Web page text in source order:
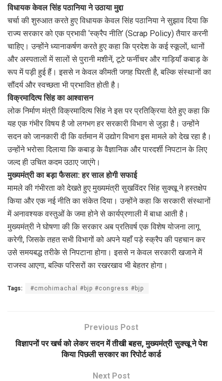
विधायक केवल सिंह पठानिया ने उठाया मुद्दा
चर्चा की शुरुआत करते हुए विधायक केवल सिंह पठानिया ने सुझाव दिया कि
राज्य सरकार को एक प्रभावी ‘स्क्रैप नीति’ (Scrap Policy) तैयार करनी
चाहिए। उन्होंने ध्यानाकर्षण करते हुए कहा कि प्रदेश के कई स्कूलों, थानों
और अस्पतालों में सालों से पुरानी मशीनें, टूटे फर्नीचर और गाड़ियाँ कबाड़ के
रूप में पड़ी हुई हैं। इससे न केवल कीमती जगह घिरती है, बल्कि संस्थानों का
सौंदर्य और स्वच्छता भी प्रभावित होती है।
विक्रमादित्य सिंह का आश्वासन
लोक निर्माण मंत्री विक्रमादित्य सिंह ने इस पर प्रतिक्रिया देते हुए कहा कि
यह एक गंभीर विषय है जो लगभग हर सरकारी विभाग से जुड़ा है। उन्होंने
सदन को जानकारी दी कि वर्तमान में उद्योग विभाग इस मामले को देख रहा है।
उन्होंने भरोसा दिलाया कि कबाड़ के वैज्ञानिक और पारदर्शी निपटान के लिए
जल्द ही उचित कदम उठाए जाएंगे।
मुख्यमंत्री का बड़ा फैसला: हर साल होगी सफाई
मामले की गंभीरता को देखते हुए मुख्यमंत्री सुखविंदर सिंह सुक्खू ने हस्तक्षेप
किया और एक नई नीति का संकेत दिया। उन्होंने कहा कि सरकारी संस्थानों
में अनावश्यक वस्तुओं के जमा होने से कार्यप्रणाली में बाधा आती है।
मुख्यमंत्री ने घोषणा की कि सरकार अब प्रतिवर्ष एक विशेष योजना लागू
करेगी, जिसके तहत सभी विभागों को अपने यहाँ पड़े स्क्रैप की पहचान कर
उसे समयबद्ध तरीके से निपटाना होगा। इससे न केवल सरकारी खजाने में
राजस्व आएगा, बल्कि परिसरों का रखरखाव भी बेहतर होगा।
Tags: #cmohimachal #bjp #congress #bjp
Previous Post
विज्ञापनों पर खर्च को लेकर सदन में तीखी बहस, मुख्यमंत्री सुक्खू ने पेश
किया पिछली सरकार का रिपोर्ट कार्ड
Next Post